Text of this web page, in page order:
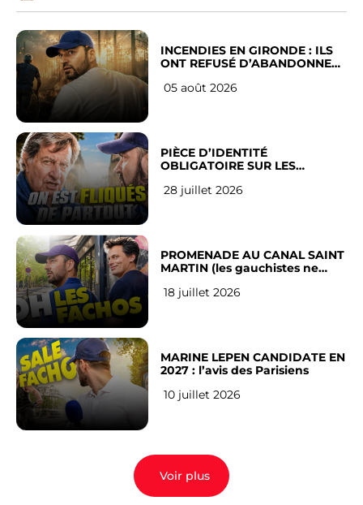
INCENDIES EN GIRONDE : ILS
ONT REFUSÉ D’ABANDONNER
05 août 2026
PIÈCE D’IDENTITÉ
OBLIGATOIRE SUR LES
Français
28 juillet 2026
PROMENADE AU CANAL SAINT
MARTIN (les gauchistes ne
18 juillet 2026
MARINE LEPEN CANDIDATE EN
2027 : l’avis des Parisiens
10 juillet 2026
Voir plus